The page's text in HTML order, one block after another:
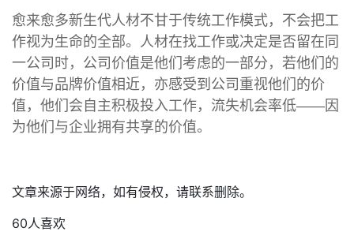
愈来愈多新生代人材不甘于传统工作模式，不会把工
作视为生命的全部。人材在找工作或决定是否留在同
一公司时，公司价值是他们考虑的一部分，若他们的
价值与品牌价值相近，亦感受到公司重视他们的价
值，他们会自主积极投入工作，流失机会率低——因
为他们与企业拥有共享的价值。
文章来源于网络，如有侵权，请联系删除。
60人喜欢